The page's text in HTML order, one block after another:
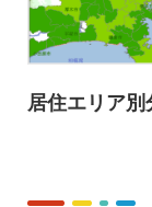
居住エリア別